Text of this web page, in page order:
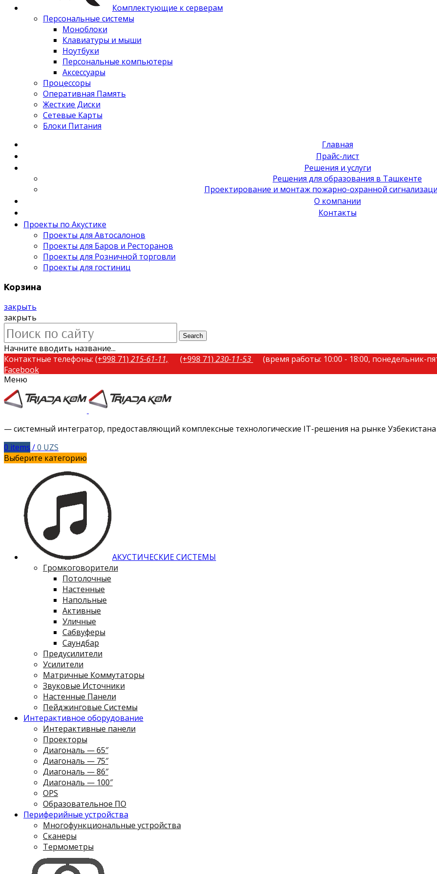
Комплектующие к серверам
Персональные системы
Моноблоки
Клавиатуры и мыши
Ноутбуки
Персональные компьютеры
Аксессуары
Процессоры
Оперативная Память
Жесткие Диски
Сетевые Карты
Блоки Питания
Главная
Прайс-лист
Решения и услуги
Решения для образования в Ташкенте
Проектирование и монтаж пожарно-охранной
О компании
Контакты
Проекты по Акустике
Проекты для Автосалонов
Проекты для Баров и Ресторанов
Проекты для Розничной торговли
Проекты для гостиниц
Корзина
закрыть
закрыть
Search
Начните вводить название...
Контактные телефоны: (+998 71) 215-61-11, (+998 71) 230-11-53
(время работы: 10:00 - 18:00, понедельник-
Facebook
Twitter
Instagram
Vimeo
Меню
— системный интегратор, предоставляющий комплексные технологические IT-решения на рынке Узбекистана
0 items /0 UZS
Выберите категорию
АКУСТИЧЕСКИЕ СИСТЕМЫ
Громкоговорители
Потолочные
Настенные
Напольные
Активные
Уличные
Сабвуферы
Саундбар
Предусилители
Усилители
Матричные Коммутаторы
Звуковые Источники
Настенные Панели
Пейджинговые Системы
Интерактивное оборудование
Интерактивные панели
Проекторы
Диагональ — 65″
Диагональ — 75″
Диагональ — 86″
Диагональ — 100″
OPS
Образовательное ПО
Периферийные устройства
Многофункциональные устройства
Сканеры
Термометры